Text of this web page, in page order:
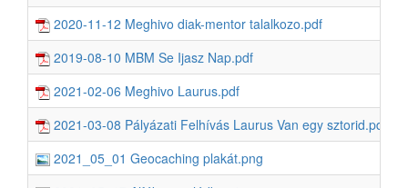
2020-11-12 Meghivo diak-mentor talalkozo.pdf
2019-08-10 MBM Se Ijasz Nap.pdf
2021-02-06 Meghivo Laurus.pdf
2021-03-08 Pályázati Felhívás Laurus Van egy sztorid.pdf
2021_05_01 Geocaching plakát.png